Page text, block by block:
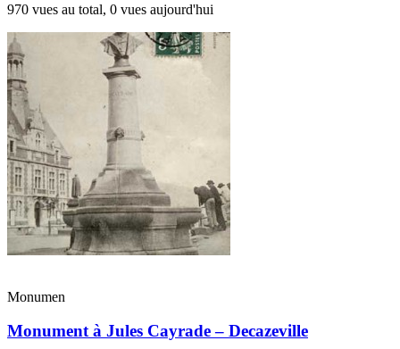
970 vues au total, 0 vues aujourd'hui
Monumen
Monument à Jules Cayrade – Decazeville